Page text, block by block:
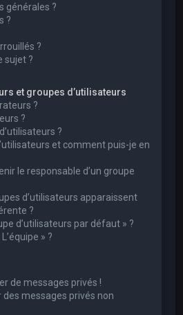
générales ?
?
?
sujet ?
et groupes d’utilisateurs
?
?
?
et comment puis-je en
le responsable d’un groupe
d’utilisateurs apparaissent
?
d’utilisateurs par défaut » ?
» ?
de messages privés !
messages privés non